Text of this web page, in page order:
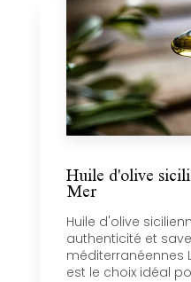
Huile d'olive
Mer
Huile d'olive
authenticité et
méditerranéennes
est le choix idéal